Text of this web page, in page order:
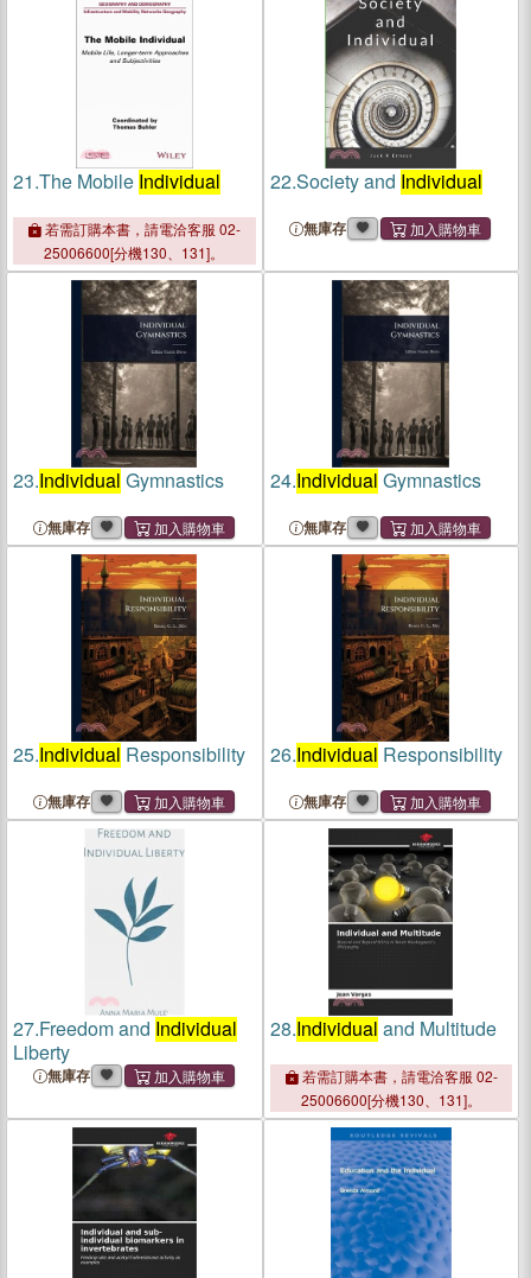
21.The Mobile Individual
若需訂購本書，請電洽客服 02-
25006600[分機130、131]。
22.Society and Individual
無庫存
23.Individual Gymnastics
無庫存
24.Individual Gymnastics
無庫存
25.Individual Responsibility
無庫存
26.Individual Responsibility
無庫存
27.Freedom and Individual
Liberty
無庫存
28.Individual and Multitude
若需訂購本書，請電洽客服 02-
25006600[分機130、131]。